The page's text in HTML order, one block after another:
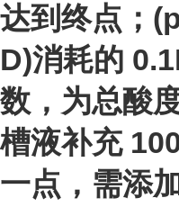
达到终点；
D)消耗的
数，为总酸
槽液补充
一点，需添